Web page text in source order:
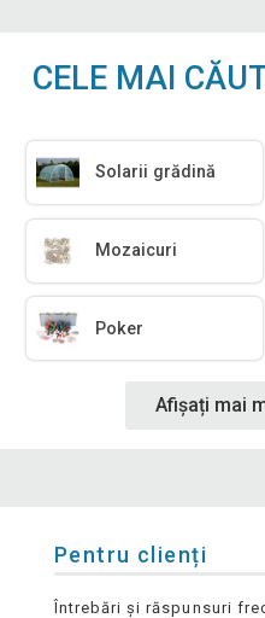
CELE MAI
Solarii grădină
Mozaicuri
Poker
Afișați mai
Pentru clienți
Întrebări și răspunsuri